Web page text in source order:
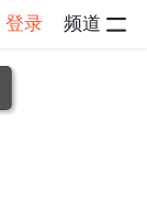
登录 频道